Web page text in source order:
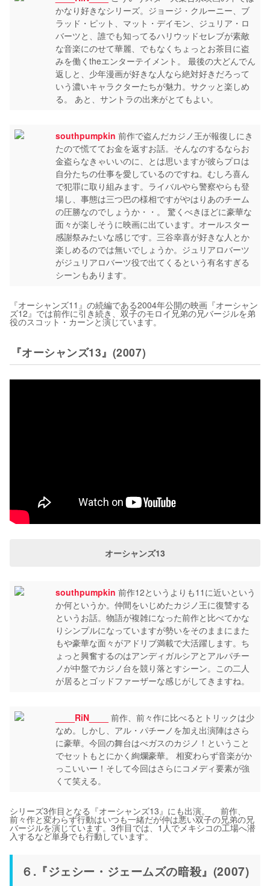
かなり好きなシリーズ。ジョージ・クルーニー、ブ
ラッド・ピット、マット・デイモン、ジュリア・ロ
バーツと、誰でも知ってるハリウッドセレブが素敵
な音楽にのせて華麗、でもなくちょっとお茶目に盗
みを働くtheエンターテイメント。 最後の大どんでん
返しと、少年漫画が好きな人なら絶対好きだろって
いう濃いキャラクターたちが魅力。サクッと楽しめ
る。 あと、サントラの出来がとてもよい。
southpumpkin 前作で盗んだカジノ王が報復しにき
たので慌ててお金を返すお話。そんなのするならお
金盗らなきゃいいのに、とは思いますが彼らプロは
自分たちの仕事を愛しているのですね。むしろ喜ん
で犯罪に取り組みます。ライバルやら警察やらも登
場し、事態は三つ巴の様相ですがやはりあのチーム
の圧勝なのでしょうか・・。 驚くべきほどに豪華な
面々が楽しそうに映画に出ています。オールスター
感謝祭みたいな感じです。三谷幸喜が好きな人とか
楽しめるのでは無いでしょうか。ジュリアロバーツ
がジュリアロバーツ役で出てくるという有名すぎる
シーンもあります。
『オーシャンズ11』の続編である2004年公開の映画『オーシャン
ズ12』では前作に引き続き、双子のモロイ兄弟の兄バージルを弟
役のスコット・カーンと演じています。
『オーシャンズ13』(2007)
オーシャンズ13
southpumpkin 前作12というよりも11に近いという
か何というか。仲間をいじめたカジノ王に復讐する
というお話。物語が複雑になった前作と比べてかな
りシンプルになっていますが勢いをそのままにまた
もや豪華な面々がアドリブ満載で大活躍します。ち
ょっと興奮するのはアンディガルシアとアルパチー
ノが中盤でカジノ台を競り落とすシーン。この二人
が居るとゴッドファーザーな感じがしてきますね。
____RiN____
前作、前々作に比べるとトリックは少
なめ。しかし、アル・パチーノを加え出演陣はさら
に豪華。今回の舞台はべガスのカジノ！ということ
でセットもとにかく絢爛豪華。 相変わらず音楽がか
っこいいー！そして今回はさらにコメディ要素が強
くて笑える。
シリーズ3作目となる『オーシャンズ13』にも出演。 前作、
前々作と変わらず行動はいつも一緒だが仲は悪い双子の兄弟の兄
バージルを演じています。3作目では、1人でメキシコの工場へ潜
入するなど単身でも行動しています。
６.『ジェシー・ジェームズの暗殺』(2007)